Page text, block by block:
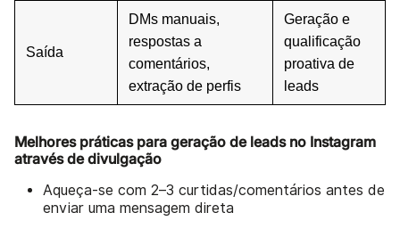
Saída
DMs manuais,
respostas a
comentários,
extração de perfis
Geração e
qualificação
proativa de
leads
Melhores práticas para geração de leads no Instagram
através de divulgação
Aqueça-se com 2–3 curtidas/comentários antes de
enviar uma mensagem direta